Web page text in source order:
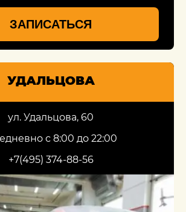
ЗАПИСАТЬСЯ
УДАЛЬЦОВА
ул. Удальцова, 60
с 8:00 до 22:00
+7(495) 374-88-56